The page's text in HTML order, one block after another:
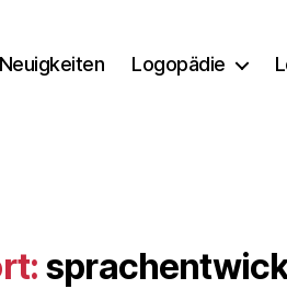
Neuigkeiten Logopädie